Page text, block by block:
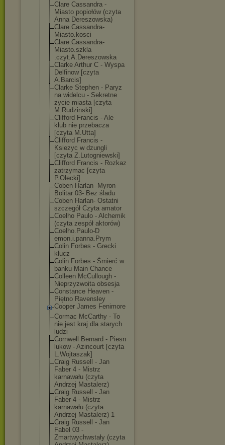
Clare Cassandra -
Miasto popiołów (czyta
Anna Dereszowska)
Clare.Cassandra-
Miasto.kosci
Clare.Cassandra-
Miasto.szkla
.czyt.A.Dereszowska
Clarke Arthur C - Wyspa
Delfinow [czyta
A.Barcis]
Clarke Stephen - Paryz
na widelcu - Sekretne
zycie miasta [czyta
M.Rudzinski]
Clifford Francis - Ale
klub nie przebacza
[czyta M.Utta]
Clifford Francis -
Ksiezyc w dzungli
[czyta Z.Lutogniewski]
Clifford Francis - Rozkaz
zatrzymac [czyta
P.Olecki]
Coben Harlan -Myron
Bolitar 03- Bez śladu
Coben Harlan- Ostatni
szczegół Czyta amator
Coelho Paulo - Alchemik
(czyta zespół aktorów)
Coelho.Paulo-D
emon.i.panna.Prym
Colin Forbes - Grecki
klucz
Colin Forbes - Śmierć w
banku Main Chance
Colleen McCullough -
Nieprzyzwoita obsesja
Constance Heaven -
Piętno Ravensley
Cooper James Fenimore
Cormac McCarthy - To
nie jest kraj dla starych
ludzi
Cornwell Bernard - Piesn
lukow - Azincourt [czyta
L.Wojtaszak]
Craig Russell - Jan
Faber 4 - Mistrz
karnawału (czyta
Andrzej Mastalerz)
Craig Russell - Jan
Faber 4 - Mistrz
karnawału (czyta
Andrzej Mastalerz) 1
Craig Russell - Jan
Fabel 03 -
Zmartwychwstały (czyta